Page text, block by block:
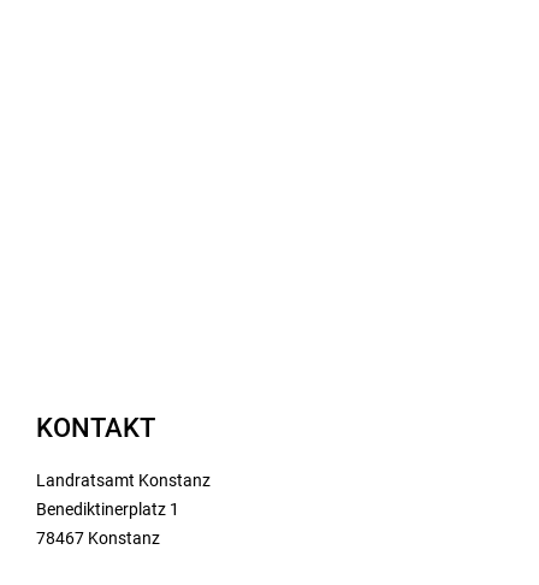
KONTAKT
Landratsamt Konstanz
Benediktinerplatz 1
78467 Konstanz